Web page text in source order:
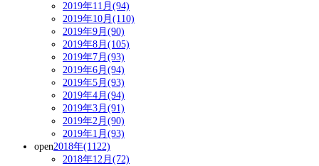
2019年11月(94)
2019年10月(110)
2019年9月(90)
2019年8月(105)
2019年7月(93)
2019年6月(94)
2019年5月(93)
2019年4月(94)
2019年3月(91)
2019年2月(90)
2019年1月(93)
open2018年(1122)
2018年12月(72)